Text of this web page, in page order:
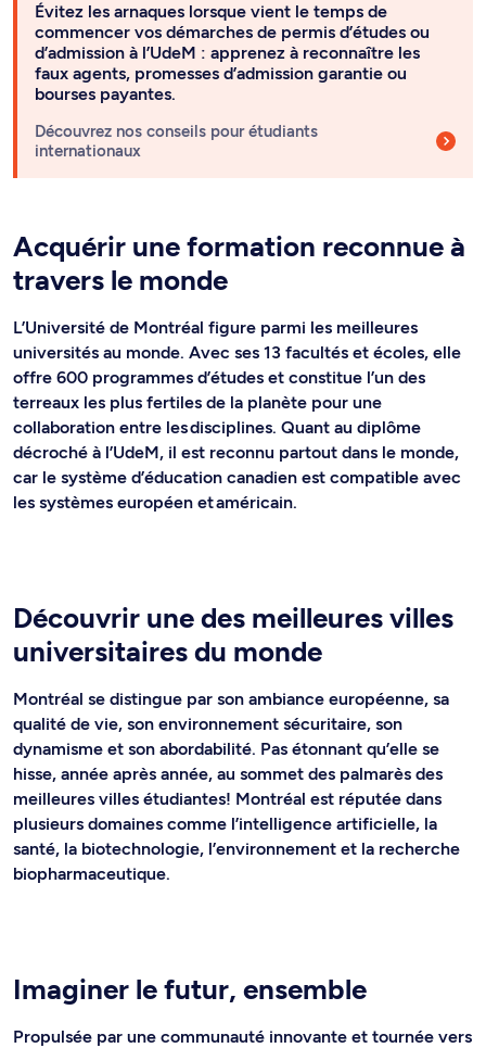
Évitez les arnaques lorsque vient le temps de
commencer vos démarches de permis d’études ou
d’admission à l’UdeM : apprenez à reconnaître les
faux agents, promesses d’admission garantie ou
bourses payantes.
Découvrez nos conseils pour étudiants
internationaux
Acquérir une formation reconnue à
travers le monde
L’Université de Montréal figure parmi les meilleures
universités au monde. Avec ses 13 facultés et écoles, elle
offre 600 programmes d’études et constitue l’un des
terreaux les plus fertiles de la planète pour une
collaboration entre les disciplines. Quant au diplôme
décroché à l’UdeM, il est reconnu partout dans le monde,
car le système d’éducation canadien est compatible avec
les systèmes européen et américain.
Découvrir une des meilleures villes
universitaires du monde
Montréal se distingue par son ambiance européenne, sa
qualité de vie, son environnement sécuritaire, son
dynamisme et son abordabilité. Pas étonnant qu’elle se
hisse, année après année, au sommet des palmarès des
meilleures villes étudiantes! Montréal est réputée dans
plusieurs domaines comme l’intelligence artificielle, la
santé, la biotechnologie, l’environnement et la recherche
biopharmaceutique.
Imaginer le futur, ensemble
Propulsée par une communauté innovante et tournée vers